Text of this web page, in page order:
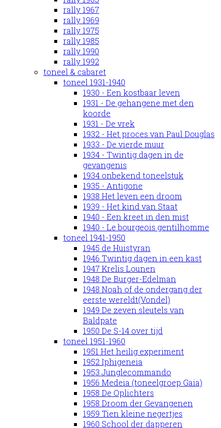
rally 1967
rally 1969
rally 1975
rally 1985
rally 1990
rally 1992
toneel & cabaret
toneel 1931-1940
1930 - Een kostbaar leven
1931 - De gehangene met den
koorde
1931 - De vrek
1932 - Het proces van Paul Douglas
1933 - De vierde muur
1934 - Twintig dagen in de
gevangenis
1934 onbekend toneelstuk
1935 - Antigone
1938 Het leven een droom
1939 - Het kind van Staat
1940 - Een kreet in den mist
1940 - Le bourgeois gentilhomme
toneel 1941-1950
1945 de Huistyran
1946 Twintig dagen in een kast
1947 Krelis Lounen
1948 De Burger-Edelman
1948 Noah of de ondergang der
eerste wereldt(Vondel)
1949 De zeven sleutels van
Baldpate
1950 De S-14 over tijd
toneel 1951-1960
1951 Het heilig experiment
1952 Iphigeneia
1953 Junglecommando
1956 Medeia (toneelgroep Gaia)
1958 De Oplichters
1958 Droom der Gevangenen
1959 Tien kleine negertjes
1960 School der dapperen